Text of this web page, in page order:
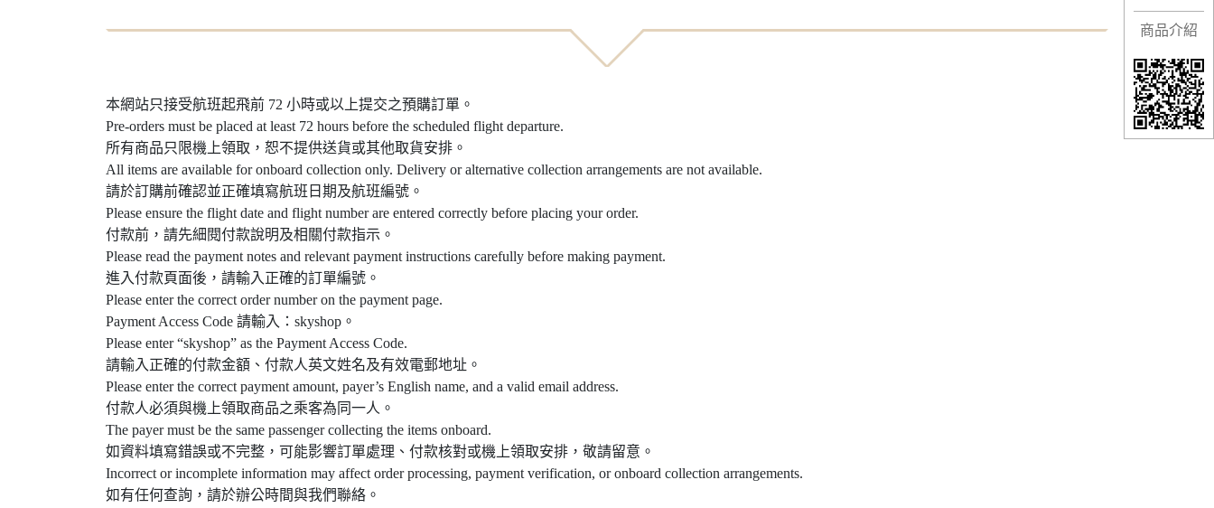
商品介紹
本網站只接受航班起飛前 72 小時或以上提交之預購訂單。
Pre-orders must be placed at least 72 hours before the scheduled flight departure.
所有商品只限機上領取，恕不提供送貨或其他取貨安排。
All items are available for onboard collection only. Delivery or alternative collection arrangements are not available.
請於訂購前確認並正確填寫航班日期及航班編號。
Please ensure the flight date and flight number are entered correctly before placing your order.
付款前，請先細閱付款說明及相關付款指示。
Please read the payment notes and relevant payment instructions carefully before making payment.
進入付款頁面後，請輸入正確的訂單編號。
Please enter the correct order number on the payment page.
Payment Access Code 請輸入：skyshop。
Please enter “skyshop” as the Payment Access Code.
請輸入正確的付款金額、付款人英文姓名及有效電郵地址。
Please enter the correct payment amount, payer’s English name, and a valid email address.
付款人必須與機上領取商品之乘客為同一人。
The payer must be the same passenger collecting the items onboard.
如資料填寫錯誤或不完整，可能影響訂單處理、付款核對或機上領取安排，敬請留意。
Incorrect or incomplete information may affect order processing, payment verification, or onboard collection arrangements.
如有任何查詢，請於辦公時間與我們聯絡。